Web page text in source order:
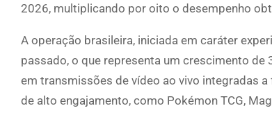
2026, multiplicando por oito o desempenho
A operação brasileira, iniciada em caráter
passado, o que representa um crescimento
em transmissões de vídeo ao vivo integradas
de alto engajamento, como Pokémon TCG,